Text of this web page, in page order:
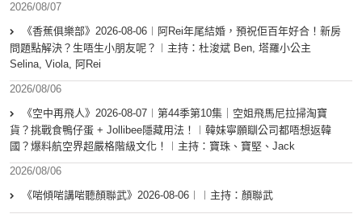
2026/08/07
《香蕉俱樂部》2026-08-06︱阿Rei年尾結婚，預祝佢百年好合！新房
問題點解決？生唔生小朋友呢？︱主持：杜浚斌 Ben, 塔羅小公主
Selina, Viola, 阿Rei
2026/08/06
《空中再飛人》2026-08-07︱第44季第10集｜空姐飛馬尼拉掃淘寶
貨？挑戰食鴨仔蛋 + Jollibee隱藏用法！︱韓妹寧願瞓公司都唔想返韓
國？爆料航空界超嚴格階級文化！︱主持：寶珠、寶堅、Jack
2026/08/06
《啱傾啱講啱聽顏聯武》2026-08-06︱︱主持：顏聯武